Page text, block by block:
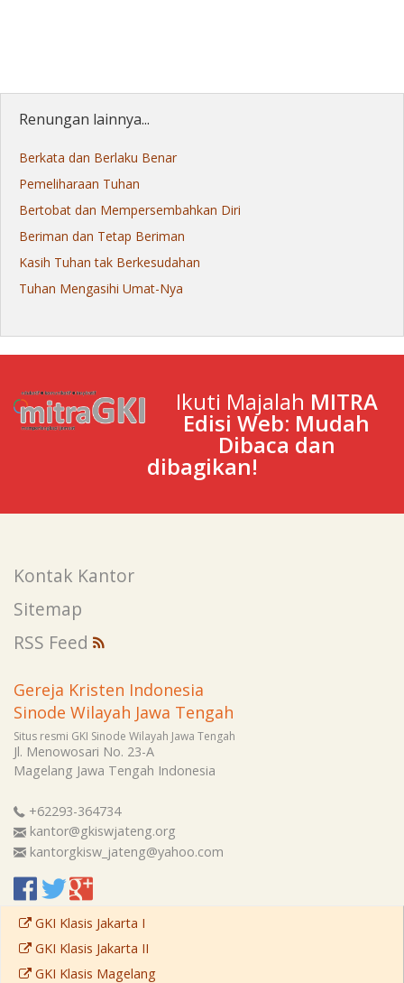
Renungan lainnya...
Berkata dan Berlaku Benar
Pemeliharaan Tuhan
Bertobat dan Mempersembahkan Diri
Beriman dan Tetap Beriman
Kasih Tuhan tak Berkesudahan
Tuhan Mengasihi Umat-Nya
Ikuti Majalah MITRA
Edisi Web: Mudah
Dibaca dan
dibagikan!
Kontak Kantor
Sitemap
RSS Feed
Gereja Kristen Indonesia
Sinode Wilayah Jawa Tengah
Situs resmi GKI Sinode Wilayah Jawa Tengah
Jl. Menowosari No. 23-A
Magelang Jawa Tengah Indonesia
+62293-364734
kantor@gkiswjateng.org
kantorgkisw_jateng@yahoo.com
GKI Klasis Jakarta I
GKI Klasis Jakarta II
GKI Klasis Magelang